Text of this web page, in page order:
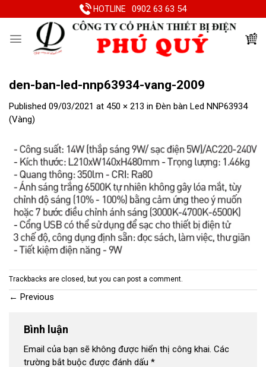
to
HOTLINE 0902 63 63 54
den-ban-led-nnp63934-vang-2009
Published 09/03/2021 at 450 × 213 in Đèn bàn Led NNP63934
(Vàng)
Trackbacks are closed, but you can post a comment.
← Previous
Bình luận
Email của bạn sẽ không được hiển thị công khai. Các
trường bắt buộc được đánh dấu *